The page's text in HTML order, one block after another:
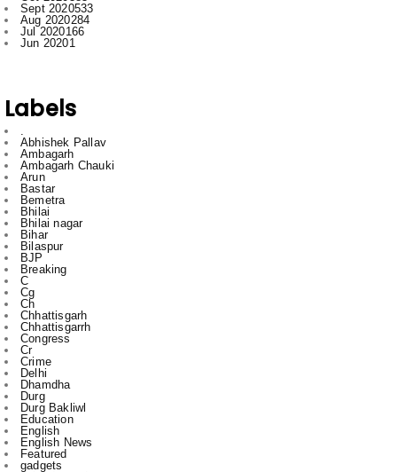
Ambagarh
Ambagarh Chauki
Bastar
Bemetra
Bhilai
Bhilai nagar
Bihar
Bilaspur
BJP
Breaking
C
Cg
Ch
Chhattisgarh
Chhattisgarrh
Congress
Cr
Crime
Delhi
Dhamdha
Durg
Durg Bakliwl
Education
English
English News
Featured
gadgets
gajendra yadav
HTC
Inda
Indai